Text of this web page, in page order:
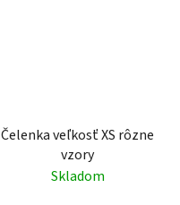
Čelenka veľkosť XS rôzne
vzory
Skladom